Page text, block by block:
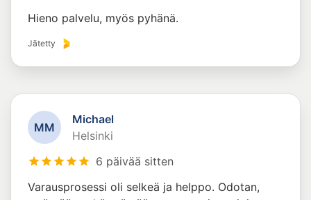
Hieno palvelu, myös pyhänä.
Jätetty
MM
Michael
Helsinki
6 päivää sitten
Varausprosessi oli selkeä ja helppo. Odotan,